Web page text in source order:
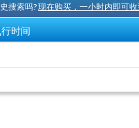
搜索吗?现在购买，一小时内即可收
时间